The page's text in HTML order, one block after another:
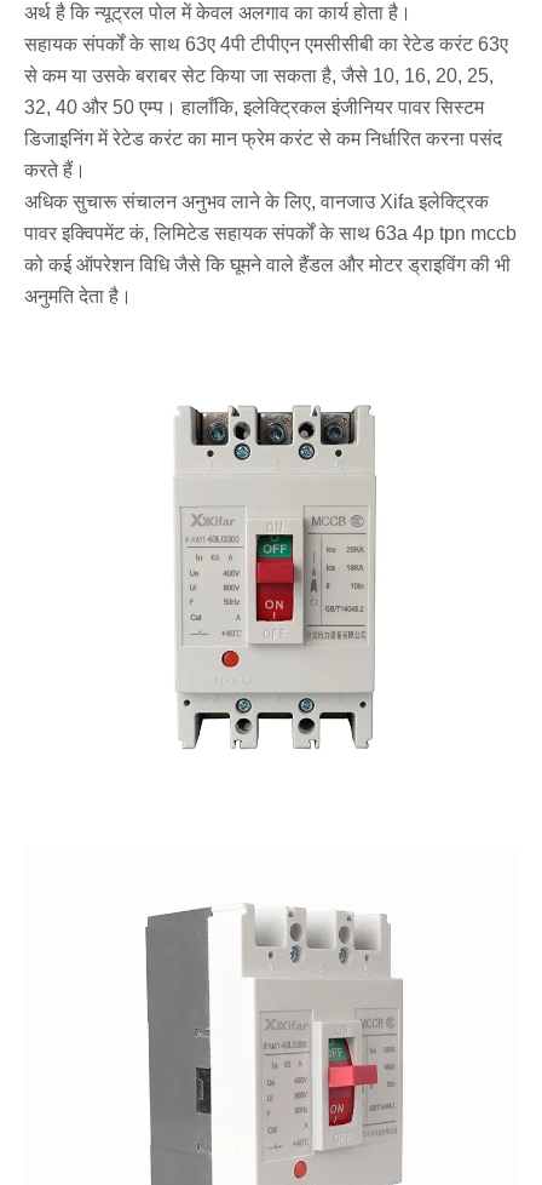
अर्थ है कि न्यूट्रल पोल में केवल अलगाव का कार्य होता है।
सहायक संपर्कों के साथ 63ए 4पी टीपीएन एमसीसीबी का रेटेड करंट 63ए
से कम या उसके बराबर सेट किया जा सकता है, जैसे 10, 16, 20, 25,
32, 40 और 50 एम्प। हालाँकि, इलेक्ट्रिकल इंजीनियर पावर सिस्टम
डिजाइनिंग में रेटेड करंट का मान फ्रेम करंट से कम निर्धारित करना पसंद
करते हैं।
अधिक सुचारू संचालन अनुभव लाने के लिए, वानजाउ Xifa इलेक्ट्रिक
पावर इक्विपमेंट कं, लिमिटेड सहायक संपर्कों के साथ 63a 4p tpn mccb
को कई ऑपरेशन विधि जैसे कि घूमने वाले हैंडल और मोटर ड्राइविंग की भी
अनुमति देता है।